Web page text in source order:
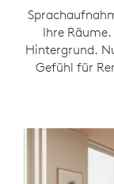
Ihre
Hintergrund.
Gefühl für